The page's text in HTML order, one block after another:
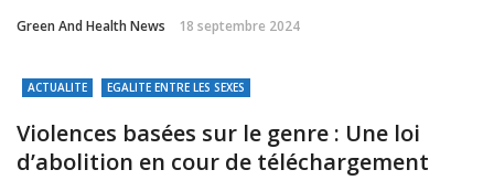
Green And Health News 18 septembre 2024
ACTUALITE EGALITE ENTRE LES SEXES
Violences basées sur le genre : Une loi
d’abolition en cour de téléchargement